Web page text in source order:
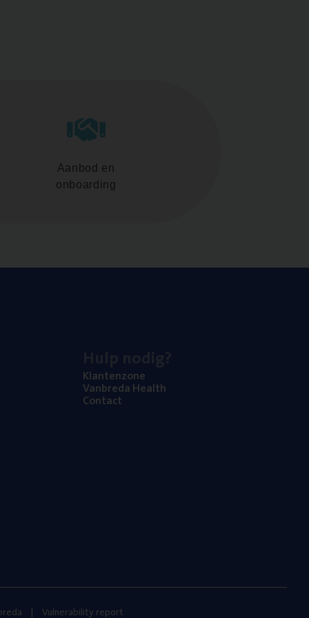
Aanbod en
onboarding
Klan­ten­zo­ne
Van­b­re­da Health
Con­tact
Vulnerability report